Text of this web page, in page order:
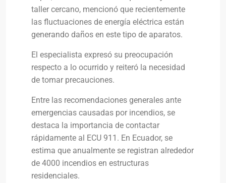
taller cercano, mencionó que recientemente
las fluctuaciones de energía eléctrica están
generando daños en este tipo de aparatos.
El especialista expresó su preocupación
respecto a lo ocurrido y reiteró la necesidad
de tomar precauciones.
Entre las recomendaciones generales ante
emergencias causadas por incendios, se
destaca la importancia de contactar
rápidamente al ECU 911. En Ecuador, se
estima que anualmente se registran alrededor
de 4000 incendios en estructuras
residenciales.